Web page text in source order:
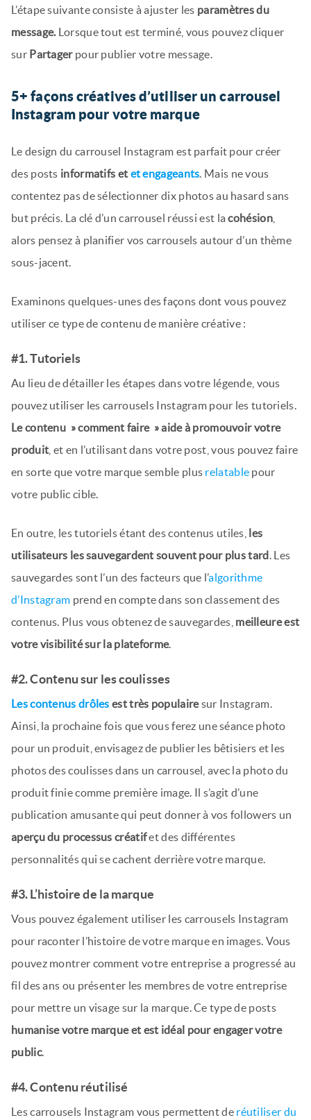
L’étape suivante consiste à ajuster les paramètres du
message. Lorsque tout est terminé, vous pouvez cliquer
sur Partagerpour publier votre message.
5+ façons créatives d’utiliser un carrousel
Instagram pour votre marque
Le design du carrousel Instagram est parfait pour créer
des posts informatifs et et engageants . Mais ne vous
contentez pas de sélectionner dix photos au hasard sans
but précis. La clé d’un carrousel réussi est lacohésion,
alors pensez à planifier vos carrousels autour d’un thème
sous-jacent.
Examinons quelques-unes des façons dont vous pouvez
utiliser ce type de contenu de manière créative :
#1. Tutoriels
Au lieu de détailler les étapes dans votre légende, vous
pouvez utiliser les carrousels Instagram pour les tutoriels.
Le contenu » comment faire » aide à promouvoir votre
produit , et en l’utilisant dans votre post, vous pouvez faire
en sorte que votre marque semble plus relatable pour
votre public cible.
En outre, les tutoriels étant des contenus utiles, les
utilisateurs les sauvegardent souvent pour plus tard . Les
sauvegardes sont l’un des facteurs que l’algorithme
d’Instagram prend en compte dans son classement des
contenus. Plus vous obtenez de sauvegardes, meilleure est
votre visibilité sur la plateforme.
#2. Contenu sur les coulisses
Les contenus drôles est très populairesur Instagram.
Ainsi, la prochaine fois que vous ferez une séance photo
pour un produit, envisagez de publier les bêtisiers et les
photos des coulisses dans un carrousel, avec la photo du
produit finie comme première image. Il s’agit d’une
publication amusante qui peut donner à vos followers un
aperçu du processus créatifet des différentes
personnalités qui se cachent derrière votre marque.
#3. L’histoire de la marque
Vous pouvez également utiliser les carrousels Instagram
pour raconter l’histoire de votre marque en images. Vous
pouvez montrer comment votre entreprise a progressé au
fil des ans ou présenter les membres de votre entreprise
pour mettre un visage sur la marque. Ce type de posts
humanise votre marque et est idéal pour engager votre
public.
#4. Contenu réutilisé
Les carrousels Instagram vous permettent de réutiliser du